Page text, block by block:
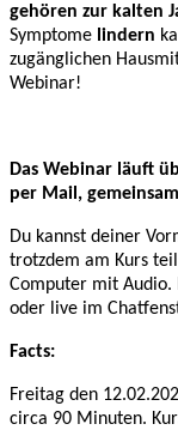
gehören zur kalten
Symptome lindern
zugänglichen
Webinar!
Das Webinar läuft
per Mail,
Du kannst deiner
trotzdem am Kurs
Computer mit Audio.
oder live im
Facts:
Freitag den
circa 90 Minuten.